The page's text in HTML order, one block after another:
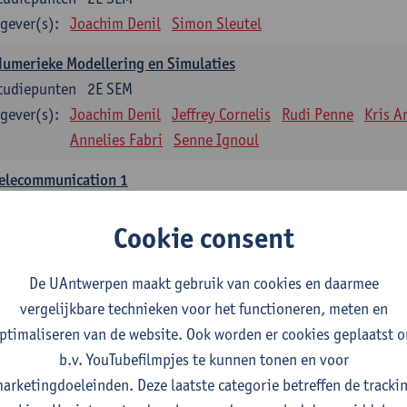
Joachim Denil Simon Sleutel
Modellering en Simulaties
2E SEM
Joachim Denil Jeffrey Cornelis Rudi Penne
Kris
Annelies Fabri
Senne Ignoul
1
Maarten Weyn Rafael Berkvens Rreze Halili
1E SEM
en beveiliging
1E SEM
Cookie consent
De UAntwerpen maakt gebruik van cookies en daarmee
vergelijkbare technieken voor het functioneren, meten en
van de website. Ook worden er cookies geplaatst
b.v. YouTubefilmpjes te kunnen tonen en voor
Deze laatste categorie betreffen de